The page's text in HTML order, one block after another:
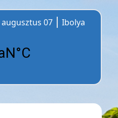
augusztus 07
Ibolya